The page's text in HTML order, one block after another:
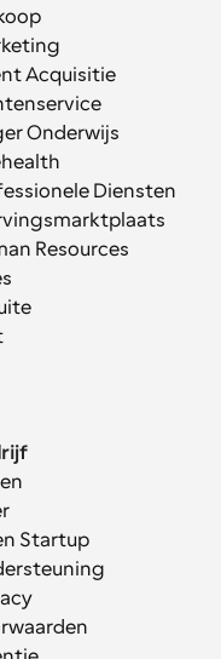
Acquisitie
Onderwijs
Diensten
Resources
Startup